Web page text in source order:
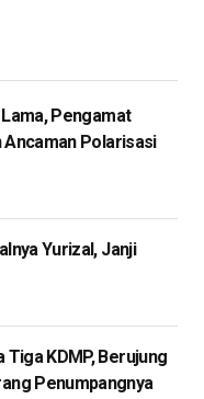
Pengamat
Ancaman Polarisasi
Yurizal, Janji
KDMP, Berujung
Penumpangnya